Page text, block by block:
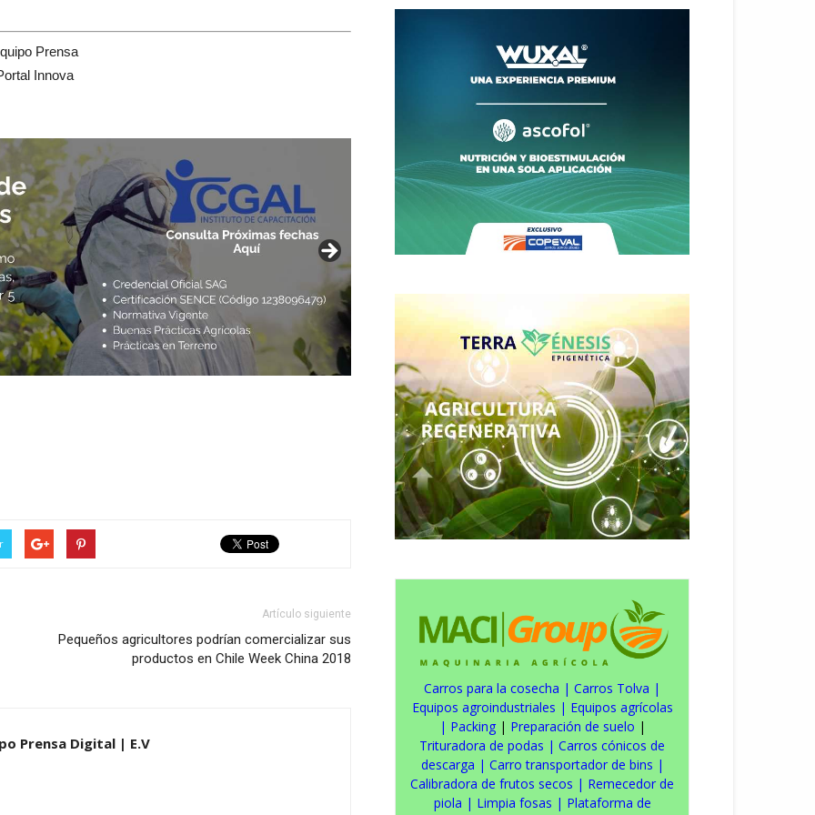
Prensa
Innova
Artículo siguiente
Pequeños agricultores podrían comercializar sus
productos en Chile Week China 2018
Prensa Digital | E.V
Carros para la cosecha | Carros Tolva |
Equipos agroindustriales | Equipos agrícolas
| Packing| Preparación de suelo |
Trituradora de podas | Carros cónicos de
descarga | Carro transportador de bins |
Calibradora de frutos secos | Remecedor de
piola | Limpia fosas | Plataforma de